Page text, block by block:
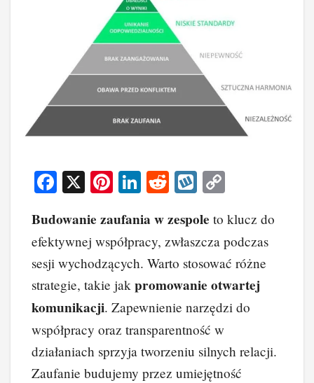
F
c
e
b
o
o
k
X
Pi
er
e
st
Li
k
e
dI
n
R
d
di
t
W
o
p
p
y
Li
n
k
Budowanie zaufania w zespole to klucz do
efektywnej współpracy, zwłaszcza podczas
sesji wychodzących. Warto stosować różne
strategie, takie jak promowanie otwartej
komunikacji. Zapewnienie narzędzi do
współpracy oraz transparentność w
działaniach sprzyja tworzeniu silnych relacji.
Zaufanie budujemy przez umiejętność